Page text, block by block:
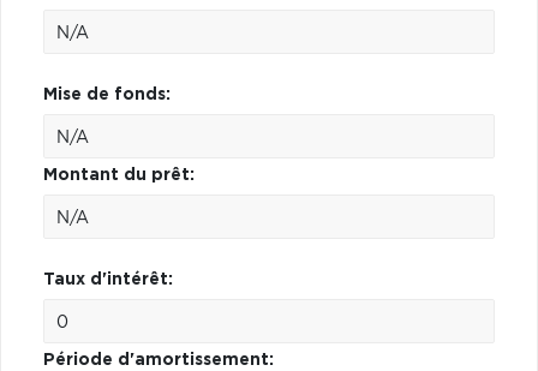
Mise de fonds:
Montant du prêt:
Taux d'intérêt:
Période d'amortissement: